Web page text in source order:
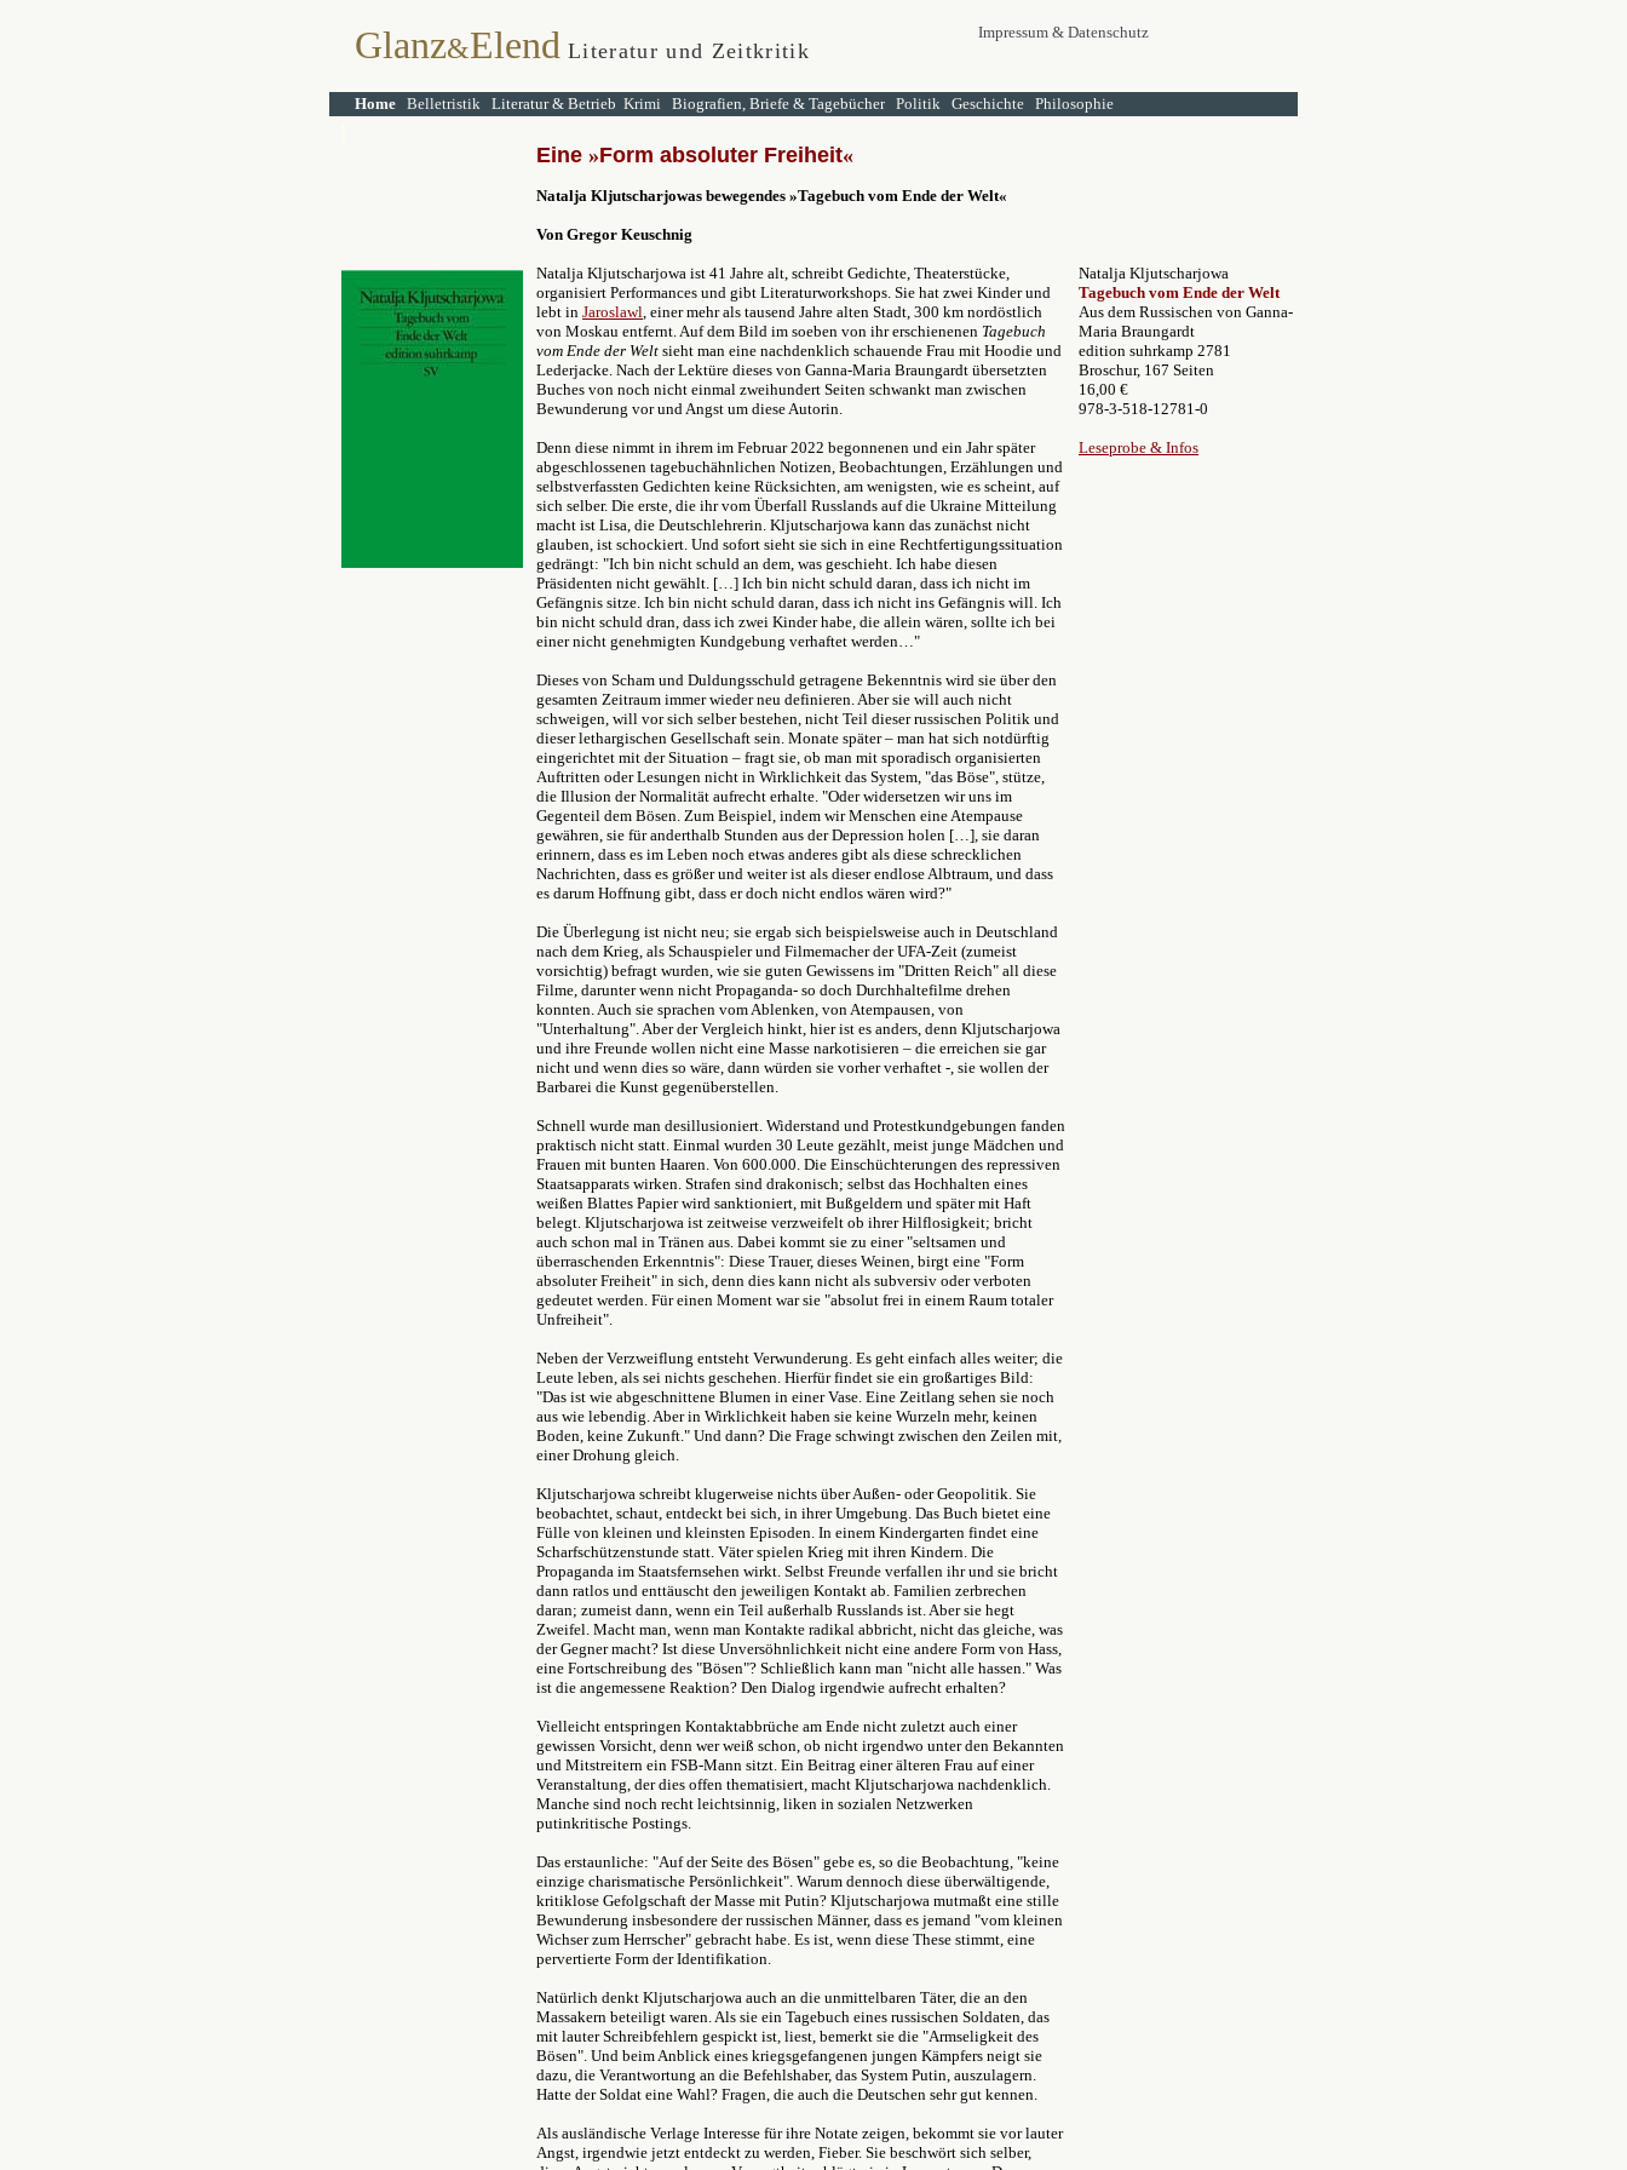
Glanz&Elend Literatur und Zeitkritik
Impressum & Datenschutz
Home Belletristik Literatur & Betrieb Krimi Biografien, Briefe & Tagebücher Politik Geschichte Philosophie
Eine »Form absoluter Freiheit«
Natalja Kljutscharjowas bewegendes »Tagebuch vom Ende der Welt«
Von Gregor Keuschnig
Natalja Kljutscharjowa ist 41 Jahre alt, schreibt Gedichte, Theaterstücke,
organisiert Performances und gibt Literaturworkshops. Sie hat zwei Kinder und
lebt in Jaroslawl, einer mehr als tausend Jahre alten Stadt, 300 km nordöstlich
von Moskau entfernt. Auf dem Bild im soeben von ihr erschienenen Tagebuch
vom Ende der Welt sieht man eine nachdenklich schauende Frau mit Hoodie und
Lederjacke. Nach der Lektüre dieses von Ganna-Maria Braungardt übersetzten
Buches von noch nicht einmal zweihundert Seiten schwankt man zwischen
Bewunderung vor und Angst um diese Autorin.
Denn diese nimmt in ihrem im Februar 2022 begonnenen und ein Jahr später
abgeschlossenen tagebuchähnlichen Notizen, Beobachtungen, Erzählungen und
selbstverfassten Gedichten keine Rücksichten, am wenigsten, wie es scheint, auf
sich selber. Die erste, die ihr vom Überfall Russlands auf die Ukraine Mitteilung
macht ist Lisa, die Deutschlehrerin. Kljutscharjowa kann das zunächst nicht
glauben, ist schockiert. Und sofort sieht sie sich in eine Rechtfertigungssituation
gedrängt: "Ich bin nicht schuld an dem, was geschieht. Ich habe diesen
Präsidenten nicht gewählt. […] Ich bin nicht schuld daran, dass ich nicht im
Gefängnis sitze. Ich bin nicht schuld daran, dass ich nicht ins Gefängnis will. Ich
bin nicht schuld dran, dass ich zwei Kinder habe, die allein wären, sollte ich bei
einer nicht genehmigten Kundgebung verhaftet werden…"
Dieses von Scham und Duldungsschuld getragene Bekenntnis wird sie über den
gesamten Zeitraum immer wieder neu definieren. Aber sie will auch nicht
schweigen, will vor sich selber bestehen, nicht Teil dieser russischen Politik und
dieser lethargischen Gesellschaft sein. Monate später – man hat sich notdürftig
eingerichtet mit der Situation – fragt sie, ob man mit sporadisch organisierten
Auftritten oder Lesungen nicht in Wirklichkeit das System, "das Böse", stütze,
die Illusion der Normalität aufrecht erhalte. "Oder widersetzen wir uns im
Gegenteil dem Bösen. Zum Beispiel, indem wir Menschen eine Atempause
gewähren, sie für anderthalb Stunden aus der Depression holen […], sie daran
erinnern, dass es im Leben noch etwas anderes gibt als diese schrecklichen
Nachrichten, dass es größer und weiter ist als dieser endlose Albtraum, und dass
es darum Hoffnung gibt, dass er doch nicht endlos wären wird?"
Die Überlegung ist nicht neu; sie ergab sich beispielsweise auch in Deutschland
nach dem Krieg, als Schauspieler und Filmemacher der UFA-Zeit (zumeist
vorsichtig) befragt wurden, wie sie guten Gewissens im "Dritten Reich" all diese
Filme, darunter wenn nicht Propaganda- so doch Durchhaltefilme drehen
konnten. Auch sie sprachen vom Ablenken, von Atempausen, von
"Unterhaltung". Aber der Vergleich hinkt, hier ist es anders, denn Kljutscharjowa
und ihre Freunde wollen nicht eine Masse narkotisieren – die erreichen sie gar
nicht und wenn dies so wäre, dann würden sie vorher verhaftet -, sie wollen der
Barbarei die Kunst gegenüberstellen.
Schnell wurde man desillusioniert. Widerstand und Protestkundgebungen fanden
praktisch nicht statt. Einmal wurden 30 Leute gezählt, meist junge Mädchen und
Frauen mit bunten Haaren. Von 600.000. Die Einschüchterungen des repressiven
Staatsapparats wirken. Strafen sind drakonisch; selbst das Hochhalten eines
weißen Blattes Papier wird sanktioniert, mit Bußgeldern und später mit Haft
belegt. Kljutscharjowa ist zeitweise verzweifelt ob ihrer Hilflosigkeit; bricht
auch schon mal in Tränen aus. Dabei kommt sie zu einer "seltsamen und
überraschenden Erkenntnis": Diese Trauer, dieses Weinen, birgt eine "Form
absoluter Freiheit" in sich, denn dies kann nicht als subversiv oder verboten
gedeutet werden. Für einen Moment war sie "absolut frei in einem Raum totaler
Unfreiheit".
Neben der Verzweiflung entsteht Verwunderung. Es geht einfach alles weiter; die
Leute leben, als sei nichts geschehen. Hierfür findet sie ein großartiges Bild:
"Das ist wie abgeschnittene Blumen in einer Vase. Eine Zeitlang sehen sie noch
aus wie lebendig. Aber in Wirklichkeit haben sie keine Wurzeln mehr, keinen
Boden, keine Zukunft." Und dann? Die Frage schwingt zwischen den Zeilen mit,
einer Drohung gleich.
Kljutscharjowa schreibt klugerweise nichts über Außen- oder Geopolitik. Sie
beobachtet, schaut, entdeckt bei sich, in ihrer Umgebung. Das Buch bietet eine
Fülle von kleinen und kleinsten Episoden. In einem Kindergarten findet eine
Scharfschützenstunde statt. Väter spielen Krieg mit ihren Kindern. Die
Propaganda im Staatsfernsehen wirkt. Selbst Freunde verfallen ihr und sie bricht
dann ratlos und enttäuscht den jeweiligen Kontakt ab. Familien zerbrechen
daran; zumeist dann, wenn ein Teil außerhalb Russlands ist. Aber sie hegt
Zweifel. Macht man, wenn man Kontakte radikal abbricht, nicht das gleiche, was
der Gegner macht? Ist diese Unversöhnlichkeit nicht eine andere Form von Hass,
eine Fortschreibung des "Bösen"? Schließlich kann man "nicht alle hassen." Was
ist die angemessene Reaktion? Den Dialog irgendwie aufrecht erhalten?
Vielleicht entspringen Kontaktabbrüche am Ende nicht zuletzt auch einer
gewissen Vorsicht, denn wer weiß schon, ob nicht irgendwo unter den Bekannten
und Mitstreitern ein FSB-Mann sitzt. Ein Beitrag einer älteren Frau auf einer
Veranstaltung, der dies offen thematisiert, macht Kljutscharjowa nachdenklich.
Manche sind noch recht leichtsinnig, liken in sozialen Netzwerken
putinkritische Postings.
Das erstaunliche: "Auf der Seite des Bösen" gebe es, so die Beobachtung, "keine
einzige charismatische Persönlichkeit". Warum dennoch diese überwältigende,
kritiklose Gefolgschaft der Masse mit Putin? Kljutscharjowa mutmaßt eine stille
Bewunderung insbesondere der russischen Männer, dass es jemand "vom kleinen
Wichser zum Herrscher" gebracht habe. Es ist, wenn diese These stimmt, eine
pervertierte Form der Identifikation.
Natürlich denkt Kljutscharjowa auch an die unmittelbaren Täter, die an den
Massakern beteiligt waren. Als sie ein Tagebuch eines russischen Soldaten, das
mit lauter Schreibfehlern gespickt ist, liest, bemerkt sie die "Armseligkeit des
Bösen". Und beim Anblick eines kriegsgefangenen jungen Kämpfers neigt sie
dazu, die Verantwortung an die Befehlshaber, das System Putin, auszulagern.
Hatte der Soldat eine Wahl? Fragen, die auch die Deutschen sehr gut kennen.
Als ausländische Verlage Interesse für ihre Notate zeigen, bekommt sie vor lauter
Angst, irgendwie jetzt entdeckt zu werden, Fieber. Sie beschwört sich selber,
Natalja Kljutscharjowa
Tagebuch vom Ende der Welt
Aus dem Russischen von Ganna-
Maria Braungardt
edition suhrkamp 2781
Broschur, 167 Seiten
16,00 €
978-3-518-12781-0
Leseprobe & Infos